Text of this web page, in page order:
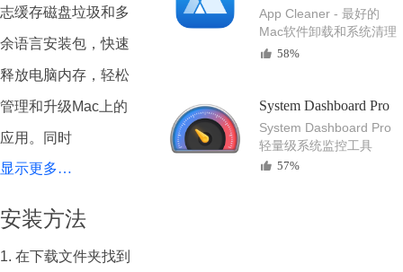
志缓存磁盘垃圾和多
余语言安装包，快速
释放电脑内存，轻松
管理和升级Mac上的
应用。同时
CleanMyMac X可以
修复系统漏洞，一键
扫描和优化Mac系
显示更多…
安装方法
1. 在下载文件夹找到
App Cleaner - 最好的
Mac软件卸载和系统清理
工具58%
System Dashboard Pro
System Dashboard Pro
轻量级系统监控工具
57%